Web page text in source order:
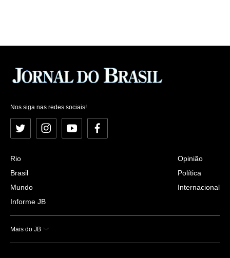
Nos siga nas redes sociais!
Twitter InstagramYouTubeFacebook
Rio
Brasil
Mundo
Informe JB
Opinião
Política
Internacional
Mais do JB
Esportes